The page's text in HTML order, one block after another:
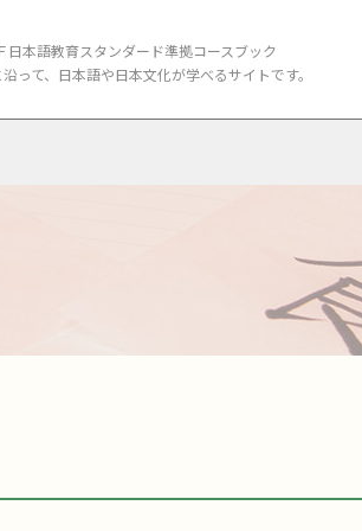
日本語教育スタンダード準拠コースブック
って、
日本語や日本文化が学べるサイトです。